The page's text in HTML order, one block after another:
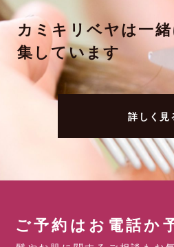
カミキリベヤは一
集しています
詳しく見
ご予約はお電話か